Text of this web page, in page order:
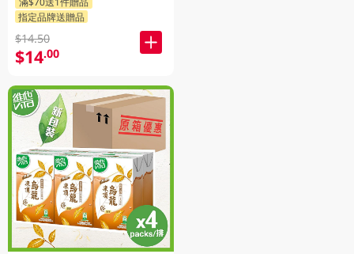
裝隨機發貨)
指定品牌送贈品
$14.50
$14.00